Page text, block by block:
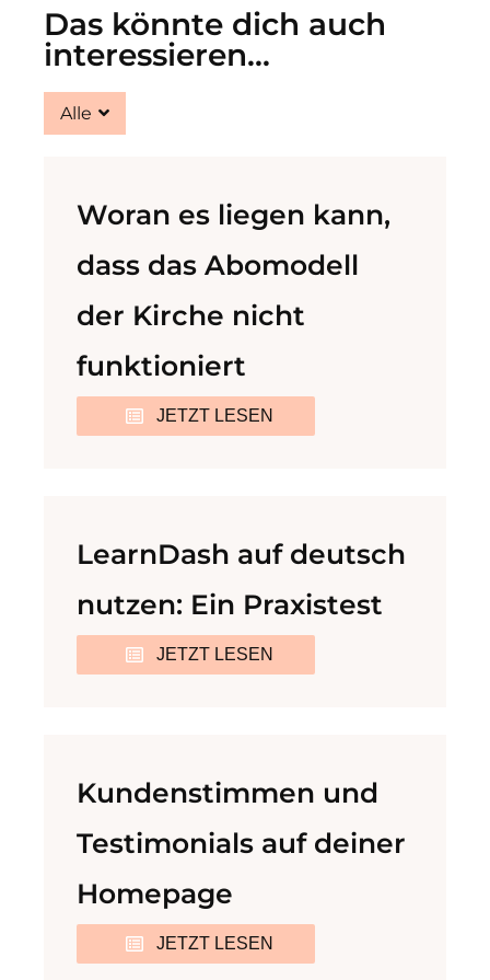
Das könnte dich auch
interessieren...
Alle
Woran es liegen kann,
dass das Abomodell
der Kirche nicht
funktioniert
JETZT LESEN
LearnDash auf deutsch
nutzen: Ein Praxistest
JETZT LESEN
Kundenstimmen und
Testimonials auf deiner
Homepage
JETZT LESEN